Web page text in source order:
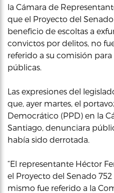
la Cámara de
que el Proyecto del
beneficio de escoltas a
convictos por delitos, no
referido a su comisión para
públicas.
Las expresiones del
que, ayer martes, el
Democrático (PPD) en la
Santiago, denunciara
había sido derrotada.
“El representante Héctor
el Proyecto del Senado
mismo fue referido a la